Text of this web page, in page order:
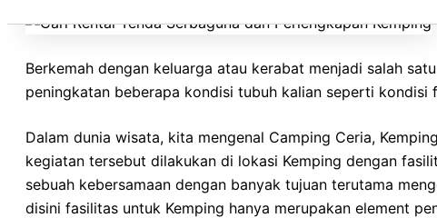
Berkemah dengan keluarga atau kerabat menjadi salah
peningkatan beberapa kondisi tubuh kalian seperti kondisi
Dalam dunia wisata, kita mengenal Camping Ceria,
kegiatan tersebut dilakukan di lokasi Kemping dengan
sebuah kebersamaan dengan banyak tujuan terutama
disini fasilitas untuk Kemping hanya merupakan element